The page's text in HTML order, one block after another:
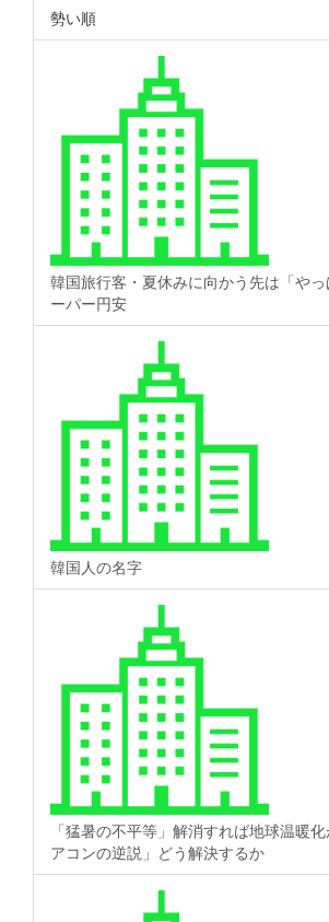
勢い順
韓国旅行客・夏休みに向かう先は「や
ーパー円安
韓国人の名字
「猛暑の不平等」解消すれば地球温暖
アコンの逆説」どう解決するか